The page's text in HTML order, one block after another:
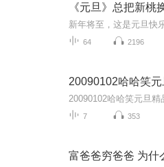
《元旦》总把新桃
新年将至，这是元旦快
64 2196
20090102哈哈笑
20090102哈哈笑元旦精
7 353